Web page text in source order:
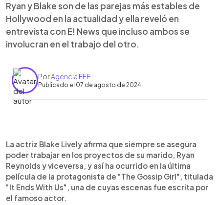
Ryan y Blake son de las parejas más estables de
Hollywood en la actualidad y ella reveló en
entrevista con E! News que incluso ambos se
involucran en el trabajo del otro.
PorAgencia EFE
Publicado el 07 de agosto de 2024
► Escuchar artículo
La actriz Blake Lively afirma que siempre se asegura
poder trabajar en los proyectos de su marido, Ryan
Reynolds y viceversa, y así ha ocurrido en la última
película de la protagonista de "The Gossip Girl", titulada
"It Ends With Us", una de cuyas escenas fue escrita por
el famoso actor.